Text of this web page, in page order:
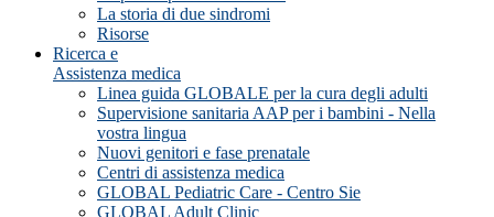
La storia di due sindromi
Risorse
Ricerca e
Assistenza medica
Linea guida GLOBALE per la cura degli adulti
Supervisione sanitaria AAP per i bambini - Nella
vostra lingua
Nuovi genitori e fase prenatale
Centri di assistenza medica
GLOBAL Pediatric Care - Centro Sie
GLOBAL Adult Clinic